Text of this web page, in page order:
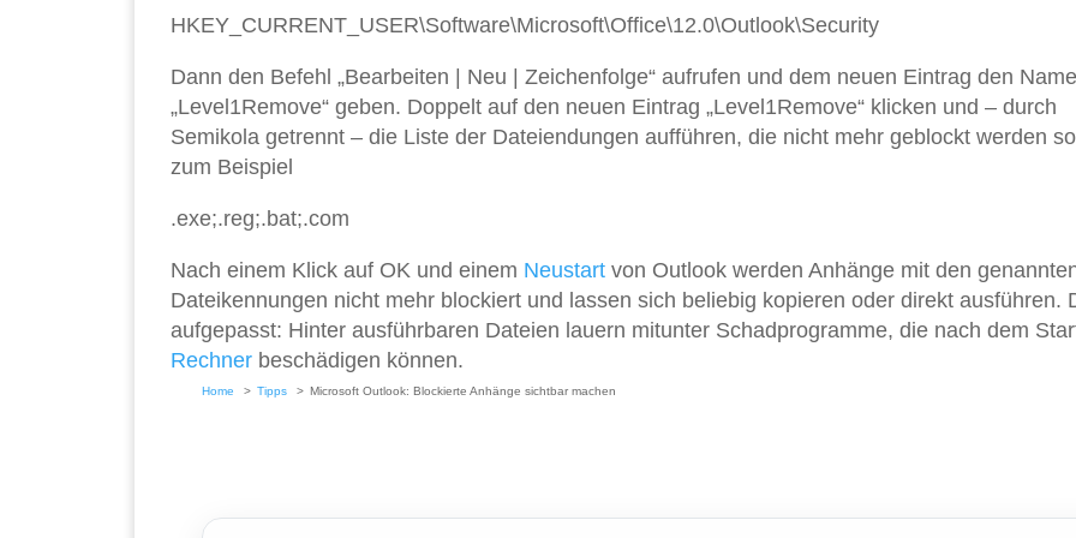
HKEY_CURRENT_USER\Software\Microsoft\Office\12.0\Outlook\Security
Dann den Befehl „Bearbeiten | Neu | Zeichenfolge“ aufrufen und dem neuen Eintrag den
„Level1Remove“ geben. Doppelt auf den neuen Eintrag „Level1Remove“ klicken und – durch
Semikola getrennt – die Liste der Dateiendungen aufführen, die nicht mehr geblockt werden
zum Beispiel
.exe;.reg;.bat;.com
Nach einem Klick auf OK und einem Neustart von Outlook werden Anhänge mit den
Dateikennungen nicht mehr blockiert und lassen sich beliebig kopieren oder direkt ausführen.
aufgepasst: Hinter ausführbaren Dateien lauern mitunter Schadprogramme, die nach dem
Rechner beschädigen können.
Home Tipps Microsoft Outlook: Blockierte Anhänge sichtbar machen